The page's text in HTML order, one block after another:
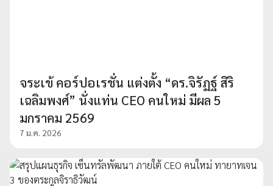
จระเข้ คอร์ปอเรชั่น แต่งตั้ง “ดร.จิรัฏฐ์ สิริ
เฉลิมพงศ์” นั่งแท่น CEO คนใหม่ มีผล 5
มกราคม 2569
7 ม.ค. 2026